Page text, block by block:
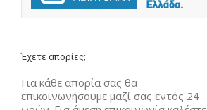
Έχετε απορίες;
Για κάθε απορία σας θα
επικοινωνήσουμε μαζί σας εντός 24